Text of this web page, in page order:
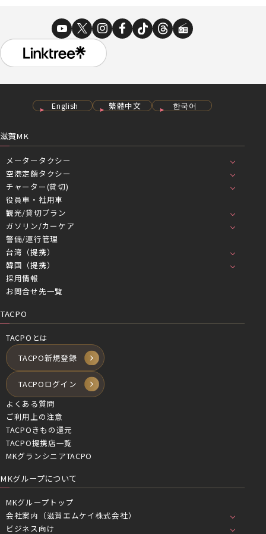
English 繁體中文 한국어
滋賀MK
メータータクシー
空港定額タクシー
チャーター(貸切)
役員車・社用車
観光/貸切プラン
ガソリン/カーケア
警備/運行管理
台湾（提携）
韓国（提携）
採用情報
お問合せ先一覧
TACPO
TACPOとは
TACPO新規登録
TACPOログイン
よくある質問
ご利用上の注意
TACPOきもの還元
TACPO提携店一覧
MKグランシニアTACPO
MKグループについて
MKグループトップ
会社案内（滋賀エムケイ株式会社）
ビジネス向け